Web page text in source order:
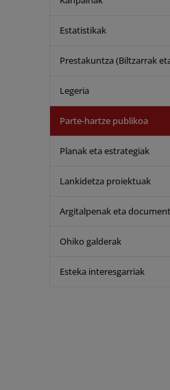
Estatistikak
Prestakuntza (Biltzarrak
Legeria
Parte-hartze publikoa
Planak eta estrategiak
Lankidetza proiektuak
Argitalpenak eta
Ohiko galderak
Esteka interesgarriak